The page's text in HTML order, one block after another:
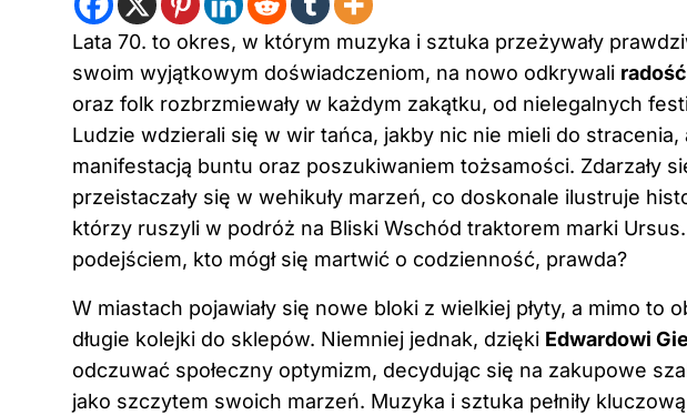
Lata 70. to okres, w którym muzyka i sztuka przeżywały
swoim wyjątkowym doświadczeniom, na nowo odkrywali
oraz folk rozbrzmiewały w każdym zakątku, od nielegalnych
Ludzie wdzierali się w wir tańca, jakby nic nie mieli do stracenia,
manifestacją buntu oraz poszukiwaniem tożsamości. Zdarzały
przeistaczały się w wehikuły marzeń, co doskonale ilustruje
którzy ruszyli w podróż na Bliski Wschód traktorem marki
podejściem, kto mógł się martwić o codzienność, prawda?
W miastach pojawiały się nowe bloki z wielkiej płyty, a mimo to
długie kolejki do sklepów. Niemniej jednak, dzięki Edwardowi
odczuwać społeczny optymizm, decydując się na zakupowe
jako szczytem swoich marzeń. Muzyka i sztuka pełniły